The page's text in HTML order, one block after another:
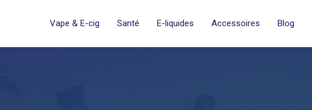
Vape & E-cig Santé E-liquides Accessoires Blog